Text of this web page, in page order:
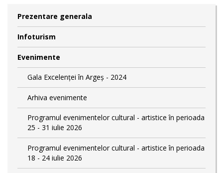
Prezentare generala
Infoturism
Evenimente
Gala Excelenței în Argeș - 2024
Arhiva evenimente
Programul evenimentelor cultural - artistice în perioada
25 - 31 iulie 2026
Programul evenimentelor cultural - artistice în perioada
18 - 24 iulie 2026